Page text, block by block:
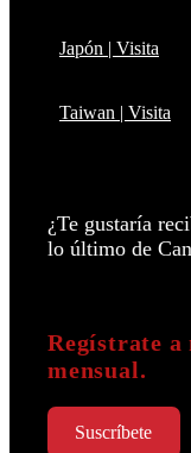
Japón | Visita
Taiwan | Visita
¿Te gustaría
lo último de
Regístrate a
mensual.
Suscríbete